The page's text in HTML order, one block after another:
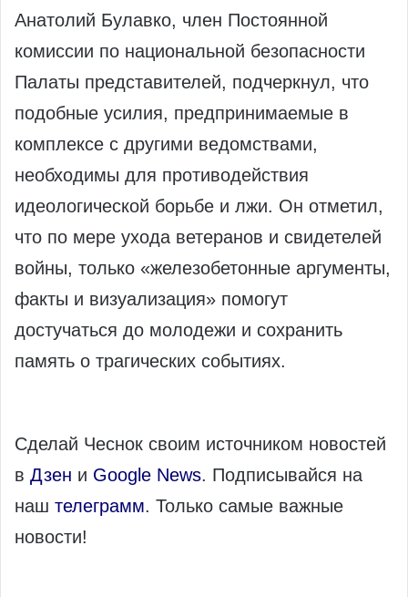
Анатолий Булавко, член Постоянной
комиссии по национальной безопасности
Палаты представителей, подчеркнул, что
подобные усилия, предпринимаемые в
комплексе с другими ведомствами,
необходимы для противодействия
идеологической борьбе и лжи. Он отметил,
что по мере ухода ветеранов и свидетелей
войны, только «железобетонные аргументы,
факты и визуализация» помогут
достучаться до молодежи и сохранить
память о трагических событиях.
Сделай Чеснок своим источником новостей
в Дзен и Google News. Подписывайся на
наш телеграмм. Только самые важные
новости!